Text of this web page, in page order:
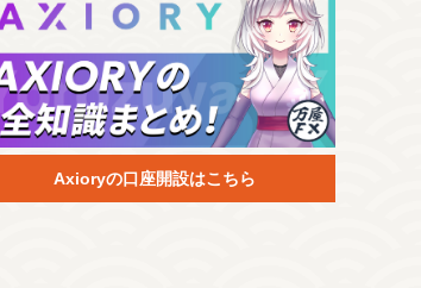
Axioryの口座開設はこちら